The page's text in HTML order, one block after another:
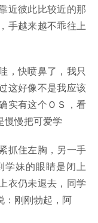
近彼此比较近的那
手越来越不乖往上
，快喷鼻了，我只
这好像不是我应该
实有这个ＯＳ，看
慢慢把可爱学
抓住左胸，另一手
学妹的眼睛是闭上
衣仍未退去，同学
：刚刚勃起，阿